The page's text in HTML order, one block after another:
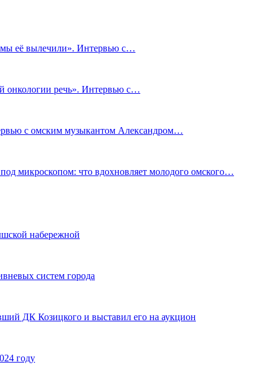
мы её вылечили». Интервью с…
онкологии речь». Интервью с…
с омским музыкантом Александром…
микроскопом: что вдохновляет молодого омского…
набережной
систем города
ДК Козицкого и выставил его на аукцион
году